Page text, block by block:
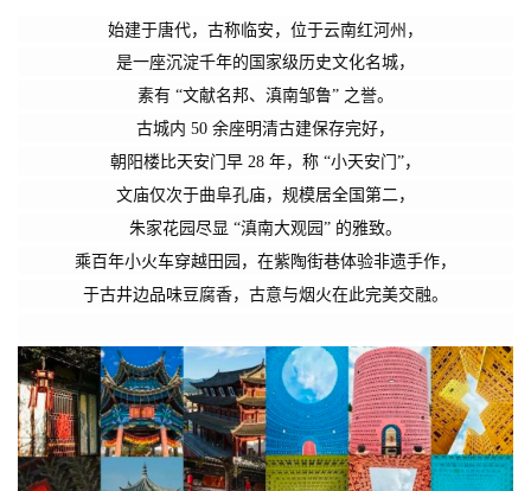
始建于唐代， 古称临安， 位于云南红河州，
是一座沉淀千年的国家级历史文化名城，
素有 “文献名邦、滇南邹鲁” 之誉。
古城内 50 余座明清古建保存完好，
朝阳楼 比天安门早 28 年，称 “小天安门”，
文庙仅次于曲阜孔庙，规模居全国第二，
朱家花园尽显 “滇南大观园” 的雅致。
乘百年小火车穿越田园，在紫陶街巷体验非遗手作，
于古井边品味豆腐香， 古意与烟火在此完美交融。